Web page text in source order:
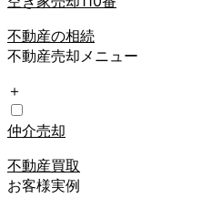
不動産の相続
不動産売却メニュー
＋
仲介売却
不動産買取
お客様実例